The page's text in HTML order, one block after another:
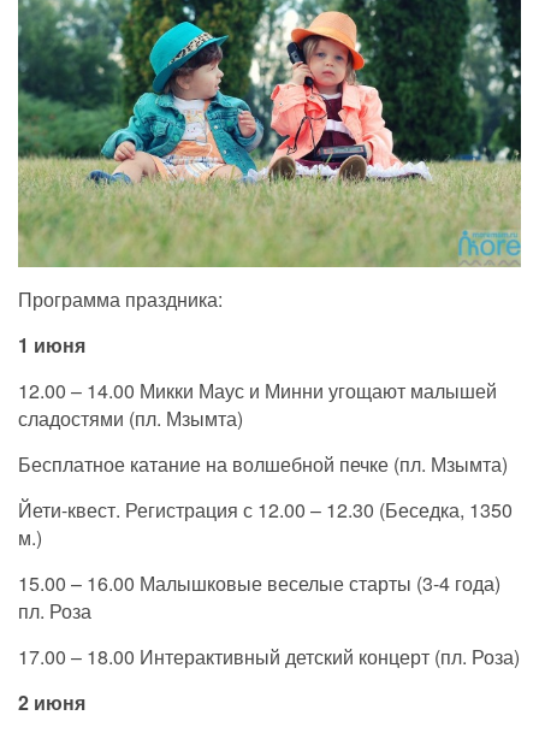
Программа праздника:
1 июня
12.00 – 14.00 Микки Маус и Минни угощают малышей
сладостями (пл. Мзымта)
Бесплатное катание на волшебной печке (пл. Мзымта)
Йети-квест. Регистрация с 12.00 – 12.30 (Беседка, 1350
м.)
15.00 – 16.00 Малышковые веселые старты (3-4 года)
пл. Роза
17.00 – 18.00 Интерактивный детский концерт (пл. Роза)
2 июня